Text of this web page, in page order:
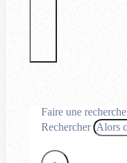
Faire une recherche
Rechercher